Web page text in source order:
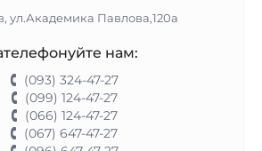
ул.Академика Павлова,120а
нам:
(093) 324-47-27
(099) 124-47-27
(066) 124-47-27
(067) 647-47-27